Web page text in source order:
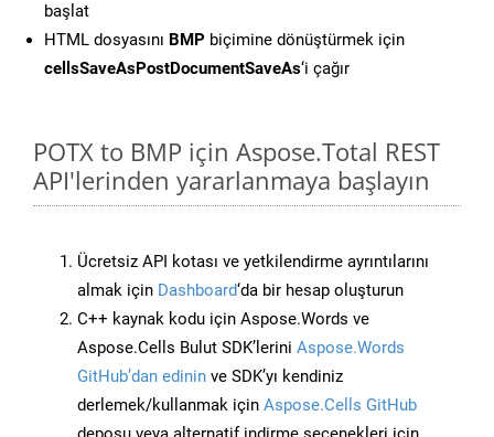
başlat
HTML dosyasını BMP biçimine dönüştürmek için
cellsSaveAsPostDocumentSaveAs‘i çağır
POTX to BMP için Aspose.Total REST
API'lerinden yararlanmaya başlayın
Ücretsiz API kotası ve yetkilendirme ayrıntılarını
almak için Dashboard‘da bir hesap oluşturun
C++ kaynak kodu için Aspose.Words ve
Aspose.Cells Bulut SDK’lerini Aspose.Words
GitHub’dan edinin ve SDK’yı kendiniz
derlemek/kullanmak için Aspose.Cells GitHub